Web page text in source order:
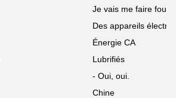
Je vais me faire
Des appareils
Énergie CA
Lubrifiés
- Oui, oui.
Chine